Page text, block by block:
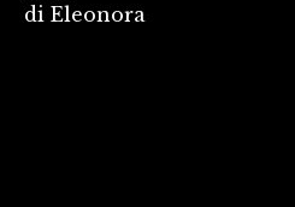
Valutato5su
di Eleonora